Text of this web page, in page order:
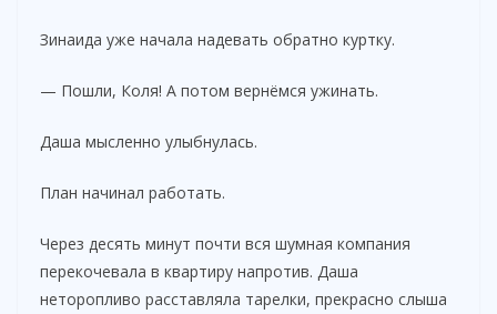
Зинаида уже начала надевать обратно куртку.
— Пошли, Коля! А потом вернёмся ужинать.
Даша мысленно улыбнулась.
План начинал работать.
Через десять минут почти вся шумная компания
перекочевала в квартиру напротив. Даша
неторопливо расставляла тарелки, прекрасно слыша